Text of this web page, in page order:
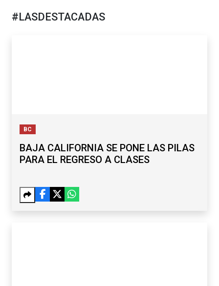
#LASDESTACADAS
BC
BAJA CALIFORNIA SE PONE LAS PILAS
PARA EL REGRESO A CLASES